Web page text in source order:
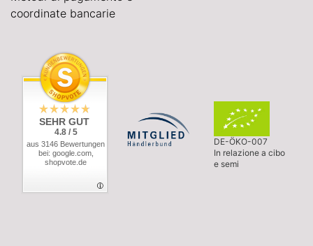
coordinate bancarie
SEHR GUT
4.8 / 5
aus 3146 Bewertungen
bei: google.com,
shopvote.de
DE-ÖKO-007
In relazione a cibo
e semi